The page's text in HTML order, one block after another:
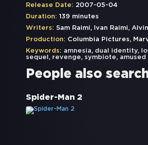
Release Date: 2007-05-04
Duration: 139 minutes
Writers: Sam Raimi, Ivan Raimi,
Production: Columbia Pictures,
Keywords: amnesia, dual identity,
sequel , revenge, symbiote, amused
People also
Spider-Man 2